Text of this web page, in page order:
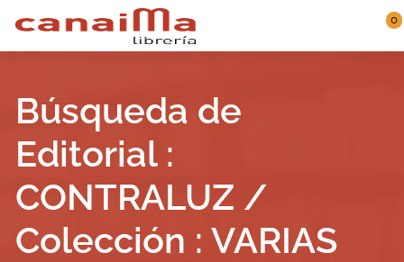
Saltar al contenido principal 0
Búsqueda de
Editorial :
CONTRALUZ /
Colección : VARIAS